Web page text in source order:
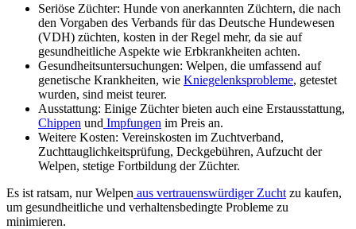
Seriöse Züchter: Hunde von anerkannten Züchtern, die nach
den Vorgaben des Verbands für das Deutsche Hundewesen
(VDH) züchten, kosten in der Regel mehr, da sie auf
gesundheitliche Aspekte wie Erbkrankheiten achten.
Gesundheitsuntersuchungen: Welpen, die umfassend auf
genetische Krankheiten, wie Kniegelenksprobleme, getestet
wurden, sind meist teurer.
Ausstattung: Einige Züchter bieten auch eine Erstausstattung,
Chippen und Impfungen im Preis an.
Weitere Kosten: Vereinskosten im Zuchtverband,
Zuchttauglichkeitsprüfung, Deckgebühren, Aufzucht der
Welpen, stetige Fortbildung der Züchter.
Es ist ratsam, nur Welpen aus vertrauenswürdiger Zucht zu kaufen,
um gesundheitliche und verhaltensbedingte Probleme zu
minimieren.